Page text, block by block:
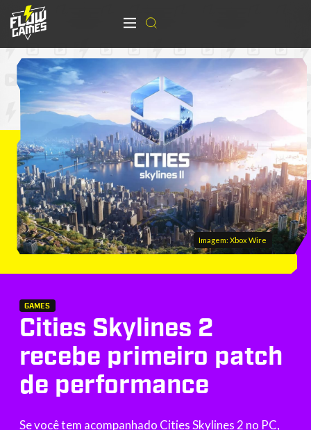
Imagem: Xbox Wire
GAMES
Cities Skylines 2
recebe primeiro patch
de performance
Se você tem acompanhado Cities Skylines 2 no PC,